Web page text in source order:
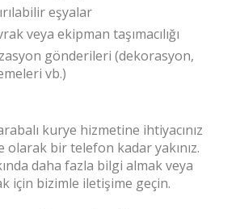
eşyalar
veya ekipman taşımacılığı
gönderileri (dekorasyon,
vb.)
kurye hizmetine ihtiyacınız
olarak bir telefon kadar yakınız.
daha fazla bilgi almak veya
için bizimle iletişime geçin.